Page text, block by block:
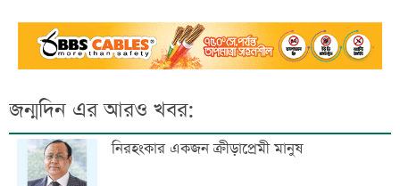
জন্মদিন এর আরও খবর:
নিরহংকার একজন ক্রীড়াপ্রেমী মানুষ